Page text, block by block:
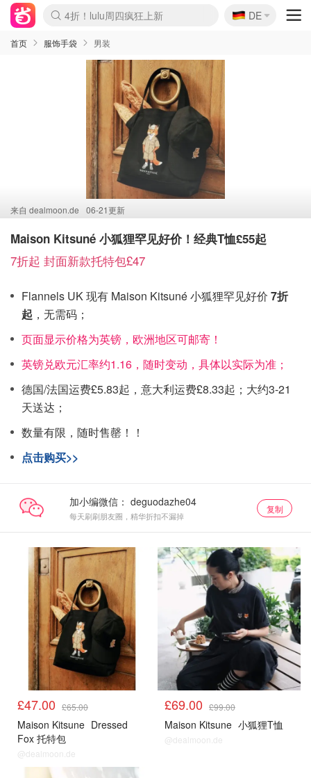
Boticinal 夏促开抢！
4折！lulu周四疯狂上新
还没结束！&OtherStories大促
Joybuy变相75折 随时失效
速领！Stanley独家85折
疑似霸哥！Camper额外叠85折
Zalando 奥莱闪促！每日更新
Moncler反季囤！5折起+叠9折
Coach Brooklyn仅€192
🇩🇪
DE
首页 服饰手袋 男装
来自 dealmoon.de 06-21更新
Maison Kitsuné 小狐狸罕见好价！经典T恤£55起
7折起 封面新款托特包£47
Flannels UK 现有 Maison Kitsuné 小狐狸罕见好价 7折
起 ，无需码；
页面显示价格为英镑，欧洲地区可邮寄！
英镑兑欧元汇率约1.16，随时变动，具体以实际为准；
德国/法国运费£5.83起，意大利运费£8.33起；大约3-21
天送达；
数量有限，随时售罄！！
点击购买>>
加小编微信：
每天刷刷朋友圈，精华折扣不漏掉
复制
£47.00 £65.00
Maison Kitsune Dressed
Fox 托特包
@dealmoon.de
£69.00 £99.00
Maison Kitsune 小狐狸T恤
@dealmoon.de